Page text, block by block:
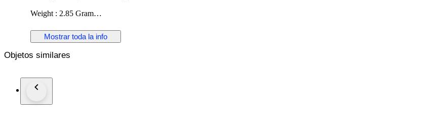
Weight : 2.85 Gram
Material : Bronze
Source : T.N. Pollio
Mostrar toda la info
Objetos similares